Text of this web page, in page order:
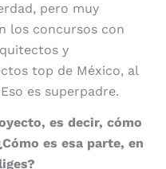
pero muy
los concursos con
y
top de México, al
es superpadre.
es decir, cómo
es esa parte, en